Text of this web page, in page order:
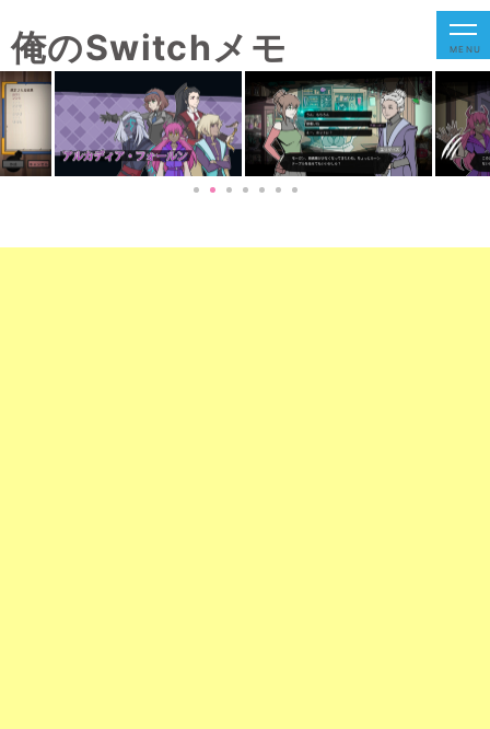
俺のSwitchメモ MENU